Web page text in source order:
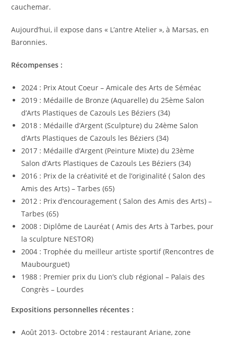
cauchemar.
Aujourd’hui, il expose dans « L’antre Atelier », à Marsas, en
Baronnies.
Récompenses :
2024 : Prix Atout Coeur – Amicale des Arts de Séméac
2019 : Médaille de Bronze (Aquarelle) du 25ème Salon
d’Arts Plastiques de Cazouls Les Béziers (34)
2018 : Médaille d’Argent (Sculpture) du 24ème Salon
d’Arts Plastiques de Cazouls les Béziers (34)
2017 : Médaille d’Argent (Peinture Mixte) du 23ème
Salon d’Arts Plastiques de Cazouls Les Béziers (34)
2016 : Prix de la créativité et de l’originalité ( Salon des
Amis des Arts) – Tarbes (65)
2012 : Prix d’encouragement ( Salon des Amis des Arts) –
Tarbes (65)
2008 : Diplôme de Lauréat ( Amis des Arts à Tarbes, pour
la sculpture NESTOR)
2004 : Trophée du meilleur artiste sportif (Rencontres de
Maubourguet)
1988 : Premier prix du Lion’s club régional – Palais des
Congrès – Lourdes
Expositions personnelles récentes :
Août 2013- Octobre 2014 : restaurant Ariane, zone